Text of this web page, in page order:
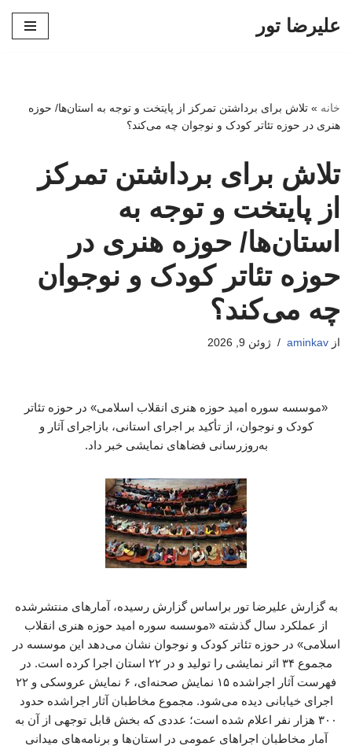
علیرضا تور
خانه » تلاش برای برداشتن تمرکز از پایتخت و توجه به استان‌ها/ حوزه
هنری در حوزه تئاتر کودک و نوجوان چه می‌کند؟
تلاش برای برداشتن تمرکز
از پایتخت و توجه به
استان‌ها/ حوزه هنری در
حوزه تئاتر کودک و نوجوان
چه می‌کند؟
از aminkav ژوئن 9, 2026
«موسسه سوره امید حوزه هنری انقلاب اسلامی» در حوزه تئاتر
کودک و نوجوان، از تأکید بر اجرای استانی، بازاجرای آثار و
به‌روزرسانی فضاهای نمایشی خبر داد.
به گزارش علیرضا تور براساس گزارش رسیده، آمارهای منتشرشده
از عملکرد سال گذشته «موسسه سوره امید حوزه هنری انقلاب
اسلامی» در حوزه تئاتر کودک و نوجوان نشان می‌دهد این موسسه در
مجموع ۳۴ اثر نمایشی را تولید و در ۲۲ استان اجرا کرده است. در
فهرست آثار اجراشده ۱۵ نمایش صحنه‌ای، ۶ نمایش عروسکی و ۲۲
اجرای خیابانی دیده می‌شود. مجموع مخاطبان آثار اجراشده حدود
۳۰۰ هزار نفر اعلام شده است؛ عددی که بخش قابل توجهی از آن به
آمار مخاطبان اجراهای عمومی در استان‌ها و برنامه‌های میدانی